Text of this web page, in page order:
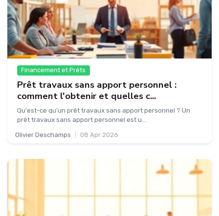
Financement et Prêts
Prêt travaux sans apport personnel :
comment l'obtenir et quelles c...
Qu'est-ce qu'un prêt travaux sans apport personnel ? Un
prêt travaux sans apport personnel est u...
Olivier Deschamps 08 Apr 2026